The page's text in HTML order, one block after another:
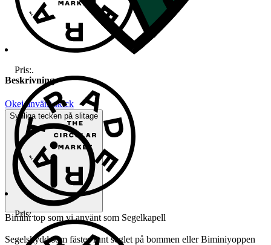
Beskrivning
Okej använt skick
Synliga tecken på slitage
Bimini top som vi använt som Segelkapell
Segelskydd som fästes runt seglet på bommen eller Biminiyoppen
Pris:.
Pris:.